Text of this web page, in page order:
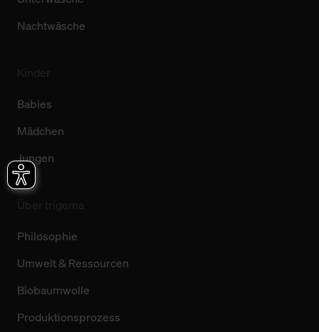
Nachtwäsche
Babies
Mädchen
Jungen
Philosophie
Umwelt & Ressourcen
Biobaumwolle
Produktionsprozess